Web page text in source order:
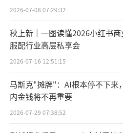
2026-07-08 07:29:32
秋上新｜一图读懂2026小红书
服配行业高层私享会
2026-07-16 12:51:15
马斯克"摊牌"：AI根本停不下来
内金钱将不再重要
2026-07-29 07:38:52